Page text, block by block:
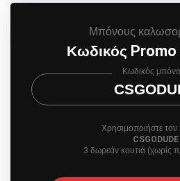
Μπόνους
Κωδικός Promo
Κωδικός
Χρησιμοποιήστε τον
CSGODUDE
3 δωρεάν κουτιά (χωρίς